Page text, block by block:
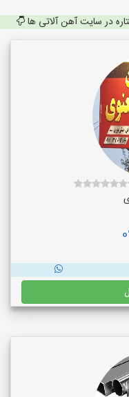
در سایت آهن آلاتی ها